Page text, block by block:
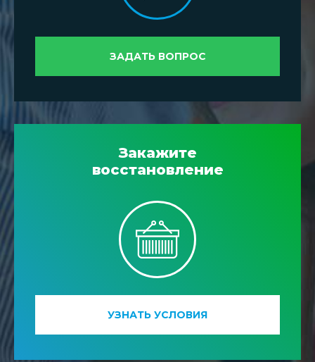
ЗАДАТЬ ВОПРОС
Закажите
восстановление
УЗНАТЬ УСЛОВИЯ